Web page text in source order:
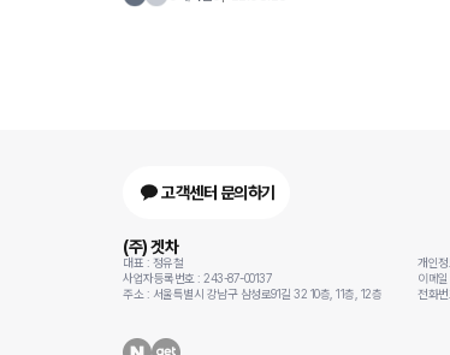
고객센터 문의하기
(주) 겟차
대표 : 정유철
사업자등록번호 : 243-87-00137
주소 : 서울특별시 강남구 삼성로91길 32 10층, 11층, 12층
개인
이메
전화